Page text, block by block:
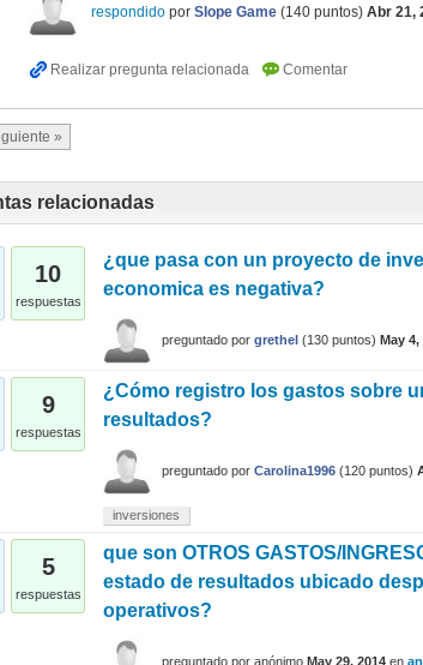
respondido por Slope Game (140 puntos) Abr 21,
»
relacionadas
10
respuestas
¿que pasa con un proyecto de
economica es negativa?
preguntado por grethel (130 puntos) May 4,
9
respuestas
¿Cómo registro los gastos sobre
resultados?
preguntado por Carolina1996 (120 puntos)
inversiones
5
respuestas
que son OTROS GASTOS/
estado de resultados ubicado
operativos?
preguntado por anónimo May 29, 2014 en